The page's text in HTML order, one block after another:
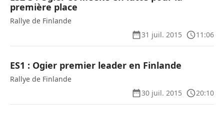
première place
Rallye de Finlande
31 juil. 2015
11:06
ES1 : Ogier premier leader en Finlande
Rallye de Finlande
30 juil. 2015
20:10